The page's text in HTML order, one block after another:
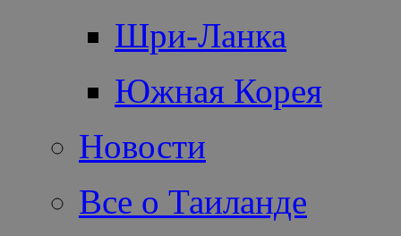
Шри-Ланка
Южная Корея
Новости
Все о Таиланде